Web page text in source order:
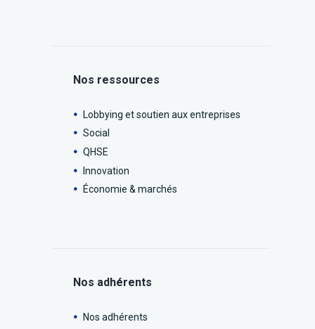
Nos ressources
Lobbying et soutien aux entreprises
Social
QHSE
Innovation
Économie & marchés
Nos adhérents
Nos adhérents